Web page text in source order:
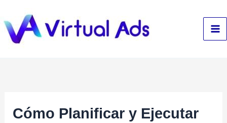
al
contenido
Cómo Planificar y Ejecutar